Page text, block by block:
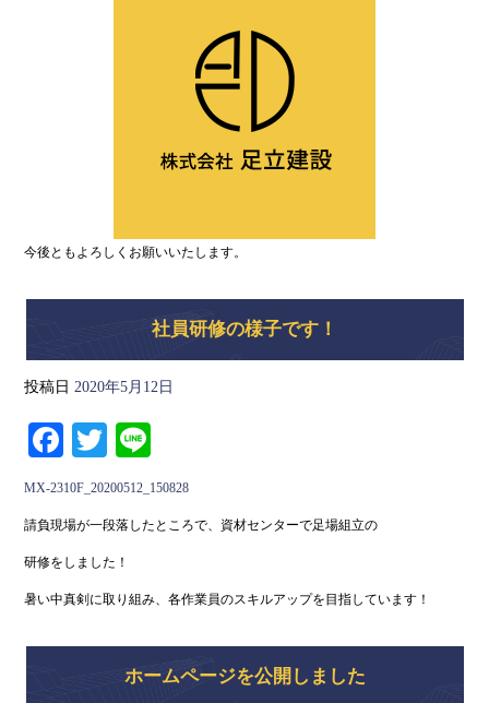
今後ともよろしくお願いいたします。
社員研修の様子です！
投稿日 2020年5月12日
Fa
ce
bo
ok
T
wi
tte
r
ne
MX-2310F_20200512_150828
請負現場が一段落したところで、資材センターで足場組立の
研修をしました！
暑い中真剣に取り組み、各作業員のスキルアップを目指しています！
ホームページを公開しました